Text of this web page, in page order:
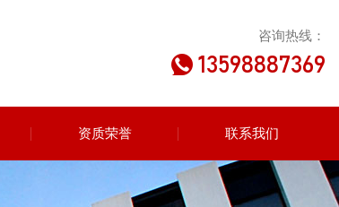
咨询热线：
13598887369
资质荣誉 联系我们